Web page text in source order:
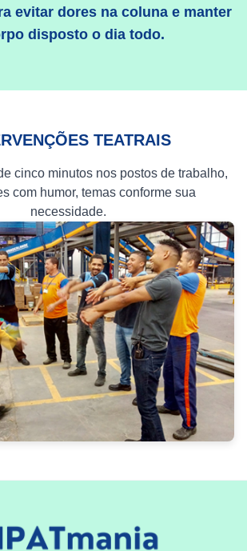
evitar dores na coluna e manter
disposto o dia todo.
TEATRAIS
cinco minutos nos postos de trabalho,
com humor, temas conforme sua
necessidade.